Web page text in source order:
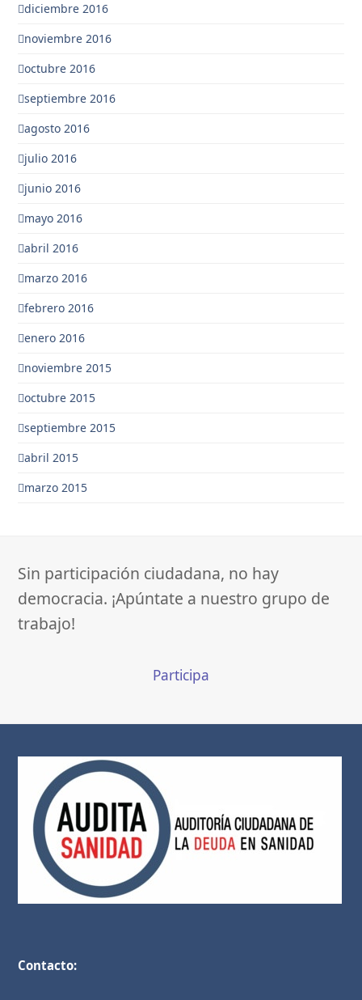
diciembre 2016
noviembre 2016
octubre 2016
septiembre 2016
agosto 2016
julio 2016
junio 2016
mayo 2016
abril 2016
marzo 2016
febrero 2016
enero 2016
noviembre 2015
octubre 2015
septiembre 2015
abril 2015
marzo 2015
Sin participación ciudadana, no hay
democracia. ¡Apúntate a nuestro grupo de
trabajo!
Participa
Contacto: